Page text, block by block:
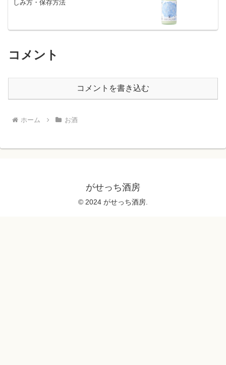
しみ方・保存方法
コメント
コメントを書き込む
ホーム お酒
がせっち酒房
© 2024 がせっち酒房.